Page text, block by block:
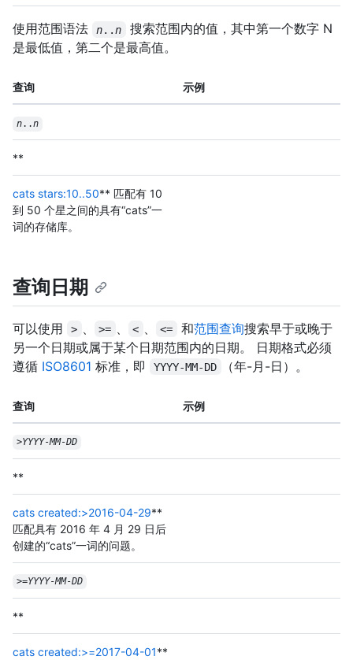
使用范围语法 n..n
搜索范围内的值，其中第一个数字 N
是最低值，第二个是最高值。
查询 示例
n..n
**
cats stars:10..50** 匹配有 10
到 50 个星之间的具有“cats”一
词的存储库。
查询日期
可以使用 > >= < <= 和范围查询搜索早于或晚于
另一个日期或属于某个日期范围内的日期。 日期格式必须
遵循 ISO8601 标准，即 YYYY-MM-DD （年-月-日）。
查询 示例
>YYYY-MM-DD
**
cats created:>2016-04-29**
匹配具有 2016 年 4 月 29 日后
创建的“cats”一词的问题。
>=YYYY-MM-DD
**
cats created:>=2017-04-01**